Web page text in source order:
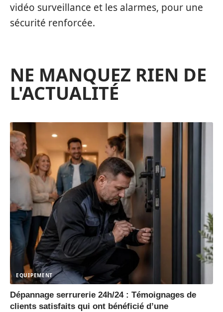
vidéo surveillance et les alarmes, pour une
sécurité renforcée.
NE MANQUEZ RIEN DE
L'ACTUALITÉ
EQUIPEMENT
Dépannage serrurerie 24h/24 : Témoignages de
clients satisfaits qui ont bénéficié d’une